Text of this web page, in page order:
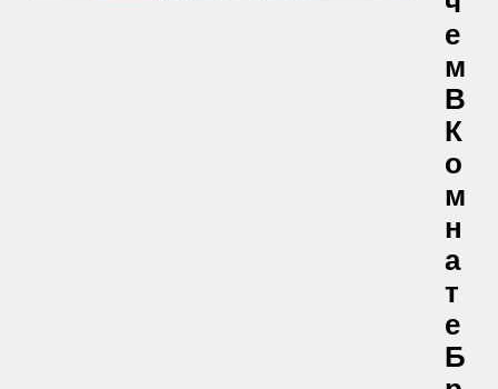
Е
М
В
К
О
М
Н
А
Т
Е
Б